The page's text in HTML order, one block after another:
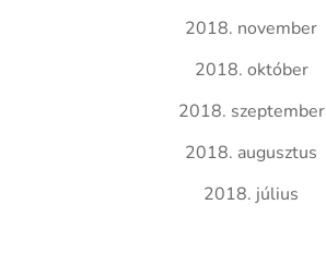
2018. november
2018. október
2018. szeptember
2018. augusztus
2018. július